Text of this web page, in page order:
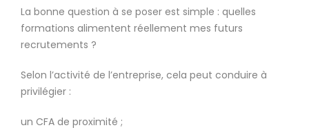
La bonne question à se poser est simple : quelles
formations alimentent réellement mes futurs
recrutements ?
Selon l’activité de l’entreprise, cela peut conduire à
privilégier :
un CFA de proximité ;